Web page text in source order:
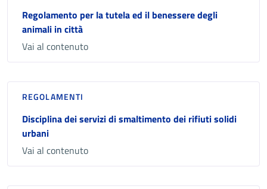
Regolamento per la tutela ed il benessere degli
animali in città
Vai al contenuto
REGOLAMENTI
Disciplina dei servizi di smaltimento dei rifiuti solidi
urbani
Vai al contenuto